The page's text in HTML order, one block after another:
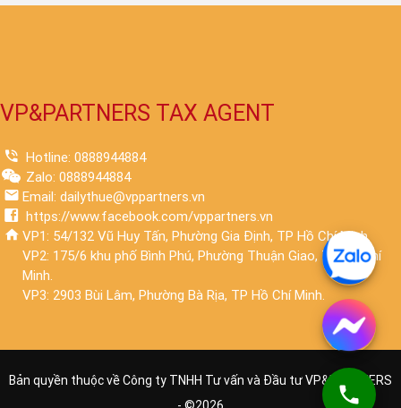
VP&PARTNERS TAX AGENT
Hotline: 0888944884
Zalo: 0888944884
Email: dailythue@vppartners.vn
https://www.facebook.com/vppartners.vn
VP1: 54/132 Vũ Huy Tấn, Phường Gia Định, TP Hồ Chí Minh.
VP2: 175/6 khu phố Bình Phú, Phường Thuận Giao, TP Hồ Chí
Minh.
VP3: 2903 Bùi Lâm, Phường Bà Rịa, TP Hồ Chí Minh.
Bản quyền thuộc về Công ty TNHH Tư vấn và Đầu tư VP&PARTNERS